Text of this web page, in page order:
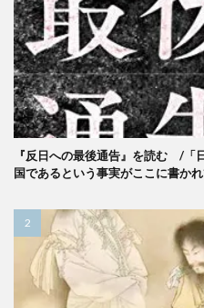
『反日への最後通告』を読む /「
国であるという事実がここに書かれ